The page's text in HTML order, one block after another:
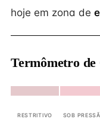
hoje em zona de
Termômetro
RESTRITIVO SOB